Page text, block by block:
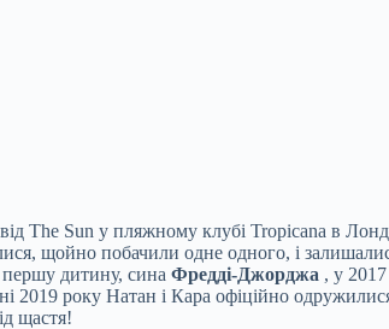
The Sun у пляжному клубі Tropicana в
щойно побачили одне одного, і
першу дитину, сина Фредді-Джорджа , у
2019 року Натан і Кара офіційно
щастя!